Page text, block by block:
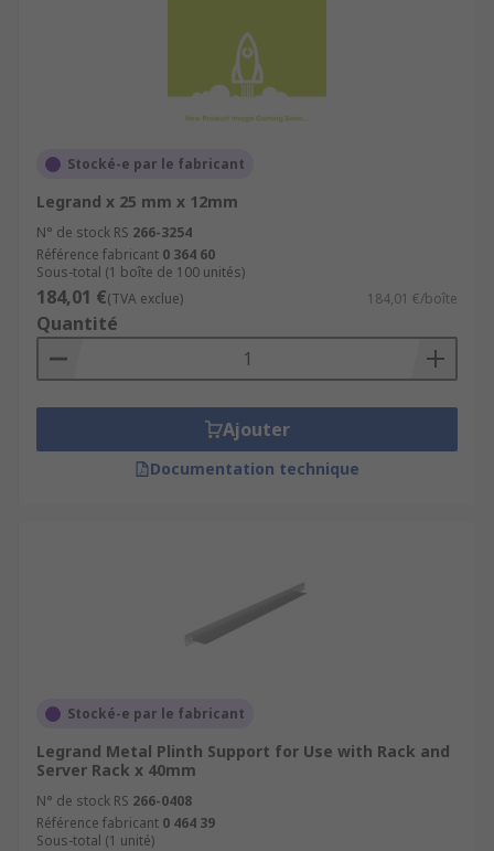
Stocké-e par le fabricant
Legrand x 25 mm x 12mm
N° de stock RS 266-3254
Référence fabricant 0 364 60
Sous-total (1 boîte de 100 unités)
184,01 €(TVA exclue) 184,01 €/boîte
Quantité
Ajouter
Documentation technique
Stocké-e par le fabricant
Legrand Metal Plinth Support for Use with Rack and
Server Rack x 40mm
N° de stock RS 266-0408
Référence fabricant 0 464 39
Sous-total (1 unité)